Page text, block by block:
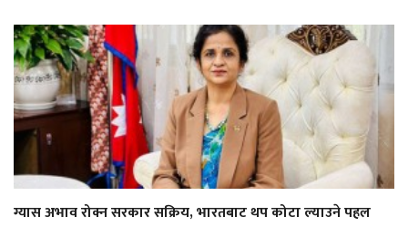
ग्यास अभाव रोक्न सरकार सक्रिय, भारतबाट थप कोटा ल्याउने पहल